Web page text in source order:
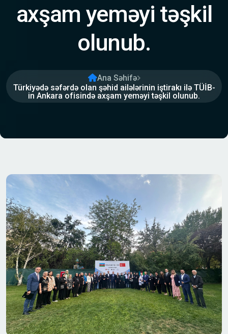
axşam yeməyi təşkil
olunub.
Ana Səhifə
Türkiyədə səfərdə olan şəhid ailələrinin iştirakı ilə TÜİB-
in Ankara ofisində axşam yeməyi təşkil olunub.